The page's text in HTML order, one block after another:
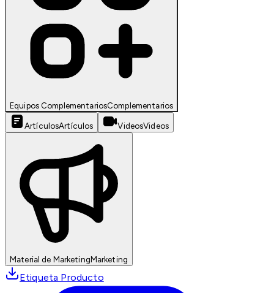
Equipos ComplementariosComplementarios
ArtículosArtículos VideosVideos
Material de MarketingMarketing
Etiqueta Producto